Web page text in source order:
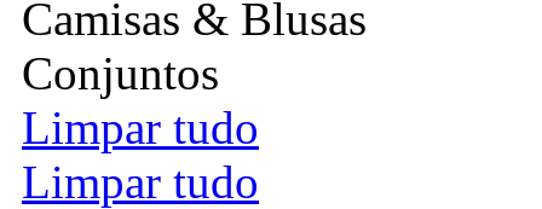
Camisas & Blusas
Conjuntos
Limpar tudo
Limpar tudo